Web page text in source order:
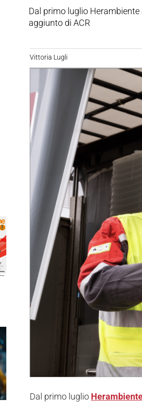
Dal primo luglio
aggiunto di ACR
Vittoria Lugli
Dal primo luglio